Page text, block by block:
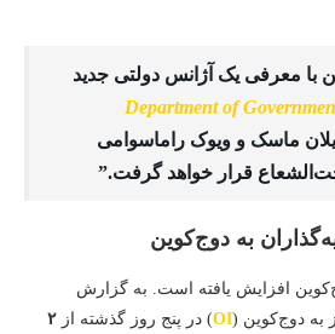
با معرفی یک آژانس دولتی جدید
Department of
ماسک و ویوک راماسوامی
قرار خواهد گرفت.”
به دوج‌کوین
افزایش یافته است. به گزارش
به دوج‌کوین (OI) در پنج روز گذشته از ۲